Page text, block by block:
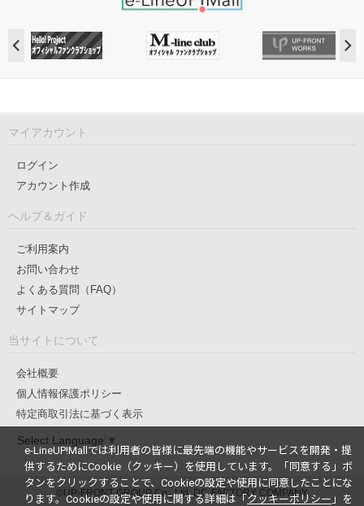
マイアカウント
ログイン
アカウント作成
ヘルプ＆ガイド
ご利用案内
お問い合わせ
よくある質問（FAQ）
サイトマップ
当サイトについて
会社概要
個人情報保護ポリシー
特定商取引法に基づく表示
Select Language ▼
©UP-FRONT GROUP Co., Ltd. DC-FACTORY COMPANY
e-LineUP!Mallでは利用者の皆様に最先端の機能やサービスを開発・提
供するためにCookie（クッキー）を使用しています。
「同意する」ボ
タンをクリックすることで、Cookieの設定や使用に同意したことにな
ります。Cookieの設定や使用に関する詳細は「 クッキーポリシー 」を